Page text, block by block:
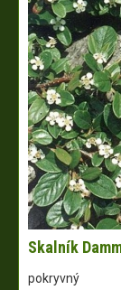
Skalník
pokryvný